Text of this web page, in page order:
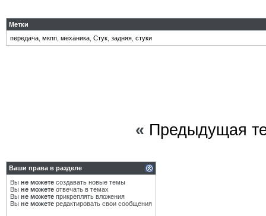
Метки
передача мкпп механика Стук задняя стуки
« Предыдущая
Ваши права в разделе
Вы не можете создавать новые темы
Вы не можете отвечать в темах
Вы не можете прикреплять вложения
Вы не можете редактировать свои сообщения